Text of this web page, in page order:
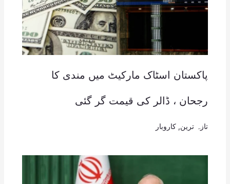
پاکستان اسٹاک مارکیٹ میں مندی کا
رجحان ، ڈالر کی قیمت گر گئی
تازہ ترین کاروبار